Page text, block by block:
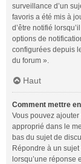
surveillance d’un
favoris a été mis à
d’être notifié
options de
configurées depuis
du forum ».
Haut
Comment mettre
Vous pouvez
approprié dans le
bas du sujet de
Répondre à un
lorsqu’une réponse